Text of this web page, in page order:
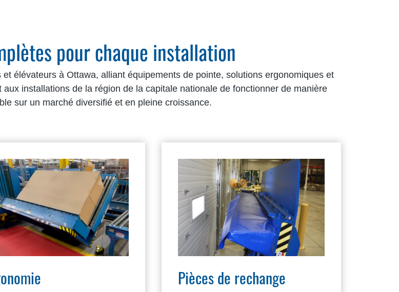
pour chaque installation
élévateurs à Ottawa, alliant équipements de pointe, solutions ergonomiques et
installations de la région de la capitale nationale de fonctionner de manière
sur un marché diversifié et en pleine croissance.
Pièces de rechange